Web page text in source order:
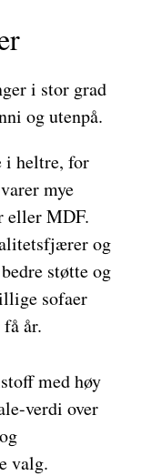
i stor grad
og utenpå.
i heltre, for
mye
eller MDF.
og
støtte og
sofaer
år.
med høy
verdi over
valg.